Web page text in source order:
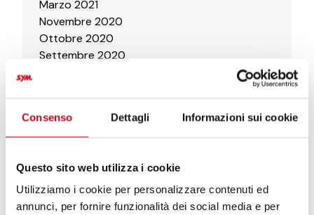
Consenso Dettagli Informazioni sui cookie
Questo sito web utilizza i cookie
Utilizziamo i cookie per personalizzare contenuti ed
annunci, per fornire funzionalità dei social media e per
Marzo 2021
Novembre 2020
Ottobre 2020
Settembre 2020
Maggio 2020
Aprile 2020
Febbraio 2020
Gennaio 2020
Novembre 2019